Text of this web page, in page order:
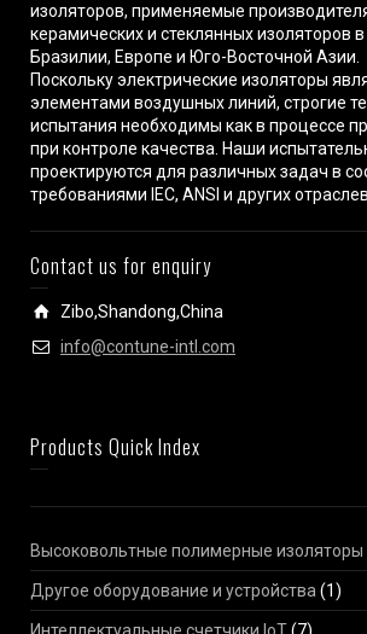
изоляторов, применяемые
керамических и стеклянных изоляторов
Бразилии, Европе и Юго-Восточной Азии.
Поскольку электрические изоляторы
элементами воздушных линий, строгие
испытания необходимы как в процессе
при контроле качества. Наши
проектируются для различных задач в
требованиями IEC, ANSI и других
Contact us for enquiry
Zibo,Shandong,China
info@contune-intl.com
Products Quick Index
Высоковольтные полимерные изоляторы
Другое оборудование и устройства(1)